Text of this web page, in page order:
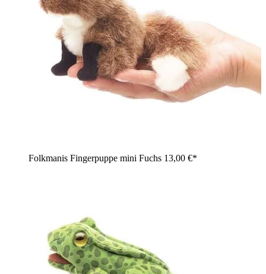
Folkmanis Fingerpuppe mini Fuchs 13,00 €*